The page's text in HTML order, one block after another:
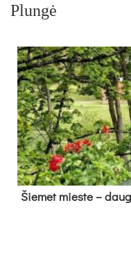
Plungė
Šie­met mies­te –